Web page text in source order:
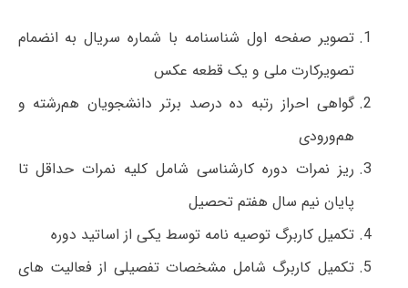
تصویر صفحه اول شناسنامه با شماره سریال به انضمام
تصویرکارت ملی و یک قطعه عکس
گواهی احراز رتبه ده درصد برتر دانشجویان هم‌رشته و
هم‌ورودی
ریز نمرات دوره کارشناسی شامل کلیه نمرات حداقل تا
پایان نیم سال هفتم تحصیل
تکمیل کاربرگ توصیه نامه توسط یکی از اساتید دوره
تکمیل کاربرگ شامل مشخصات تفصیلی از فعالیت های